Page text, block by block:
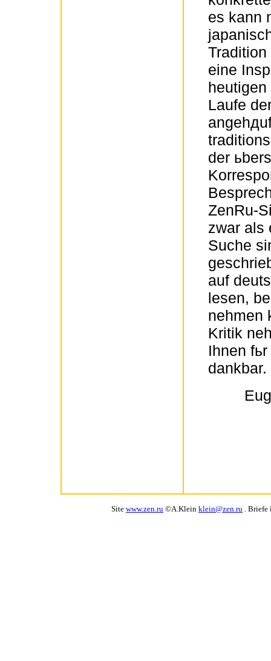
es kann
eine
Laufe
der
ZenRu-
zwar als
Suche
auf
lesen,
nehmen
Kritik
Ihnen
dankbar.
Site www.zen.ru ©A.Klein klein@zen.ru . Briefe